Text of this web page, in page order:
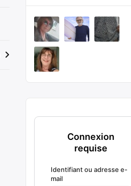
Connexion
requise
Identifiant ou adresse e-
mail